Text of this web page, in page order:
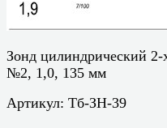
Зонд цилиндрический 2-
№2, 1,0, 135 мм
Артикул: Тб-ЗН-39